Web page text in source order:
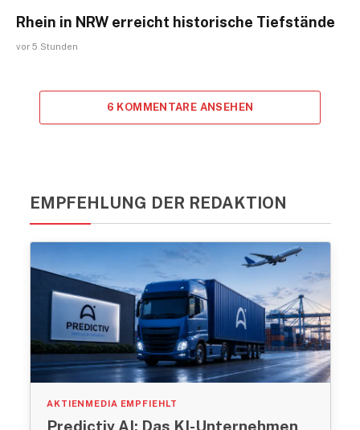
Rhein in NRW erreicht historische Tiefstände
vor 5 Stunden
6 KOMMENTARE ANSEHEN
EMPFEHLUNG DER REDAKTION
AKTIENMEDIA EMPFIEHLT
Predictiv AI: Das KI-Unternehmen,